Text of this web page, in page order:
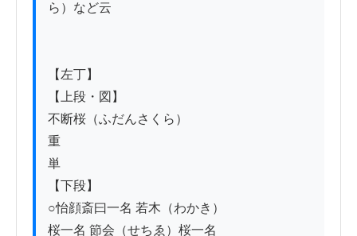
ら）など云
【左丁】
【上段・図】
不断桜（ふだんさくら）
重
単
【下段】
○怡顔斎曰一名 若木（わかき）
桜一名 節会（せちゑ）桜一名